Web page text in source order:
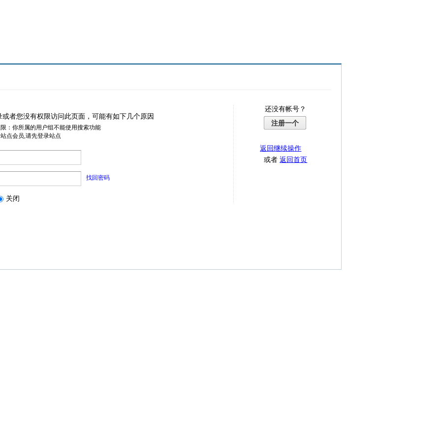
或者您没有权限访问此页面，可能有如下几个原因
：你所属的用户组不能使用搜索功能
点会员,请先登录站点
找回密码
关闭
还没有帐号？
注册一个
返回继续操作
或者返回首页